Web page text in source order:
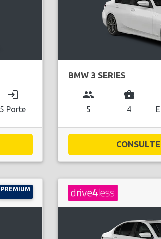
login
5 Porte
BMW 3 SERIES
group
5
business_center
4
PREMIUM